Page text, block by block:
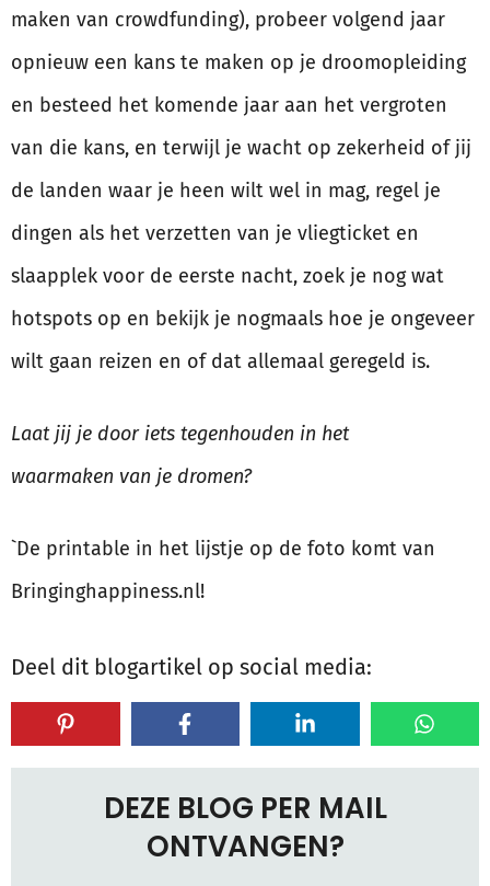
maken van crowdfunding), probeer volgend jaar
opnieuw een kans te maken op je droomopleiding
en besteed het komende jaar aan het vergroten
van die kans, en terwijl je wacht op zekerheid of jij
de landen waar je heen wilt wel in mag, regel je
dingen als het verzetten van je vliegticket en
slaapplek voor de eerste nacht, zoek je nog wat
hotspots op en bekijk je nogmaals hoe je ongeveer
wilt gaan reizen en of dat allemaal geregeld is.
Laat jij je door iets tegenhouden in het
waarmaken van je dromen?
`De printable in het lijstje op de foto komt van
Bringinghappiness.nl!
Deel dit blogartikel op social media:
DEZE BLOG PER MAIL
ONTVANGEN?